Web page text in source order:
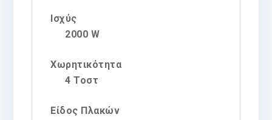
Ισχύς
2000 W
Χωρητικότητα
4 Τοστ
Είδος Πλακών